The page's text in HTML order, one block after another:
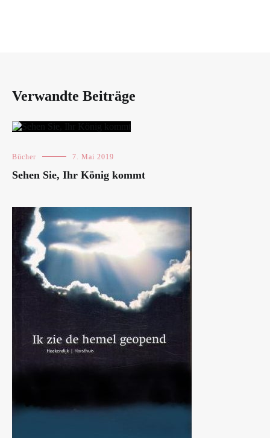
Verwandte Beiträge
Bücher 7. Mai 2019
Sehen Sie, Ihr König kommt